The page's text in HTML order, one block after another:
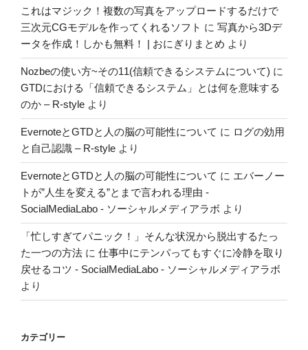
これはマジック！複数の写真をアップロードするだけで
三次元CGモデルを作ってくれるソフト に 写真から3Dデ
ータを作成！しかも無料！ | おにぎりまとめ より
Nozbeの使い方~その11(信頼できるシステムについて) に
GTDにおける「信頼できるシステム」とは何を意味する
のか – R-style より
EvernoteとGTDと人の脳の可能性について に ログの効用
と自己認識 – R-style より
EvernoteとGTDと人の脳の可能性について に エバーノー
トが”人生を変える”とまで言われる理由 -
SocialMediaLabo - ソーシャルメディアラボ より
「忙しすぎてパニック！」そんな状況から脱出するたっ
た一つの方法 に 仕事中にテンパってもすぐに冷静を取り
戻せるコツ - SocialMediaLabo - ソーシャルメディアラボ
より
カテゴリー